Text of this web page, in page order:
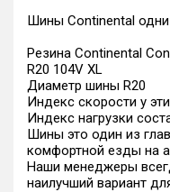
Шины Continental
Резина Continental
R20 104V XL
Диаметр шины R20
Индекс скорости у
Индекс нагрузки
Шины это один из
комфортной езды на
Наши менеджеры
наилучший вариант